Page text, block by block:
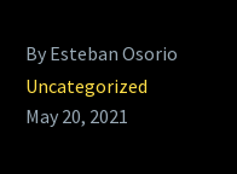
By Esteban Osorio
Uncategorized
May 20, 2021